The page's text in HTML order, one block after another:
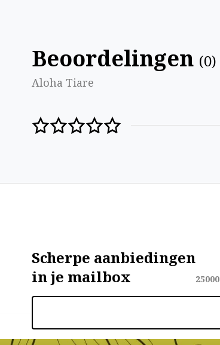
Beoordelingen (0)
Aloha Tiare
Scherpe aanbiedingen
in je mailbox
25000